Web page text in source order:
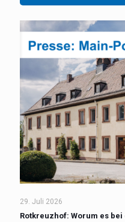
29. Juli 2026
Rotkreuzhof: Worum es